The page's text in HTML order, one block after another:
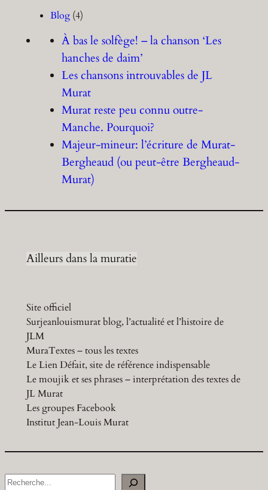
Blog(4)
À bas le solfège! – la chanson ‘Les
hanches de daim’
Les chansons introuvables de JL
Murat
Murat reste peu connu outre-
Manche. Pourquoi?
Majeur-mineur: l’écriture de Murat-
Bergheaud (ou peut-être Bergheaud-
Murat)
Ailleurs dans la muratie
Site officiel
Surjeanlouismurat blog, l’actualité et l’histoire de
JLM
MuraTextes – tous les textes
Le Lien Défait, site de référence indispensable
Le moujik et ses phrases – interprétation des textes de
JL Murat
Les groupes Facebook
Institut Jean-Louis Murat
S